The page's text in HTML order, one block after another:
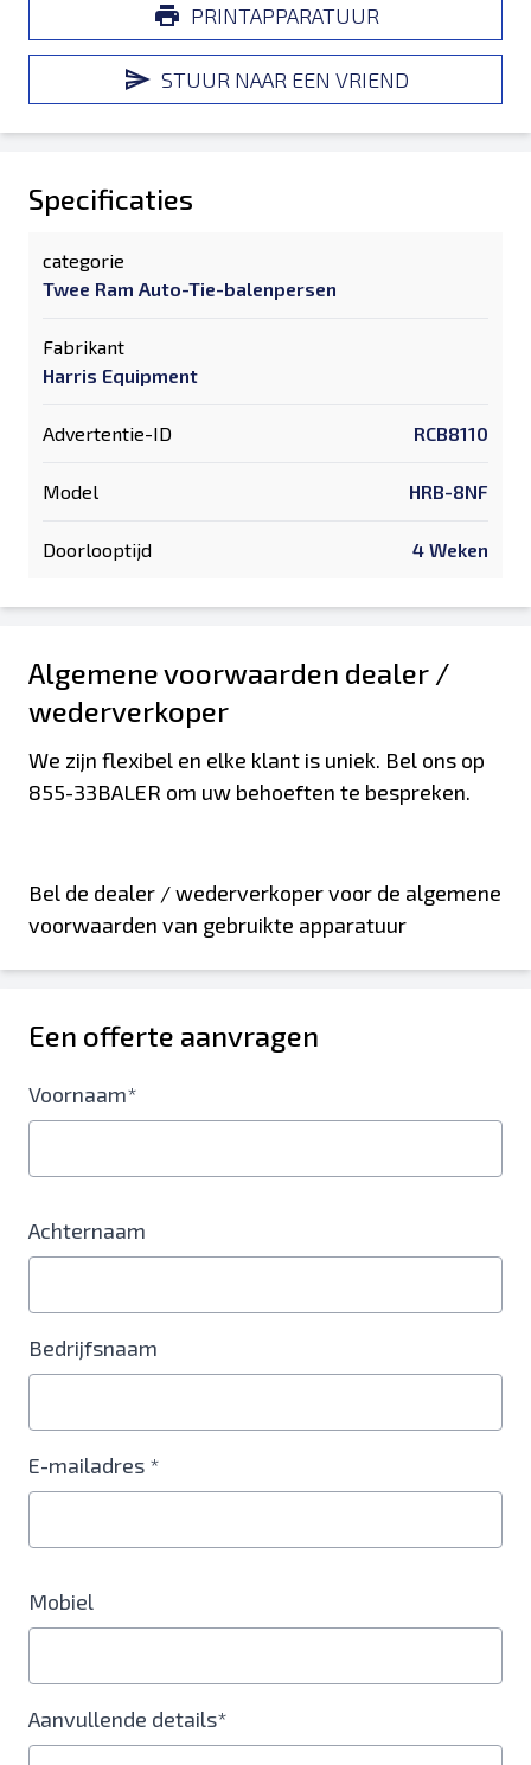
PRINTAPPARATUUR
STUUR NAAR EEN VRIEND
Specificaties
categorie
Twee Ram Auto-Tie-balenpersen
Fabrikant
Harris Equipment
Advertentie-ID RCB8110
Model HRB-8NF
Doorlooptijd 4 Weken
Algemene voorwaarden dealer /
wederverkoper
We zijn flexibel en elke klant is uniek. Bel ons op
855-33BALER om uw behoeften te bespreken.
Bel de dealer / wederverkoper voor de algemene
voorwaarden van gebruikte apparatuur
Een offerte aanvragen
Voornaam*
Achternaam
Bedrijfsnaam
E-mailadres *
Mobiel
Aanvullende details*